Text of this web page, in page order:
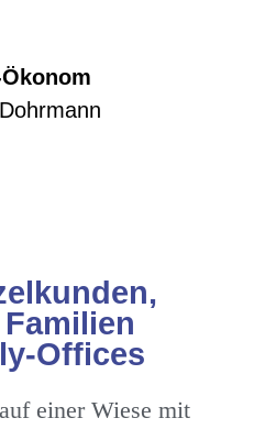
Familien
Offices